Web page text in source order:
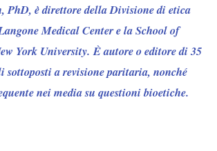
PhD, è direttore della Divisione di etica
Medical Center e la School of
York University. È autore o editore di 35
a revisione paritaria, nonché
nei media su questioni bioetiche.